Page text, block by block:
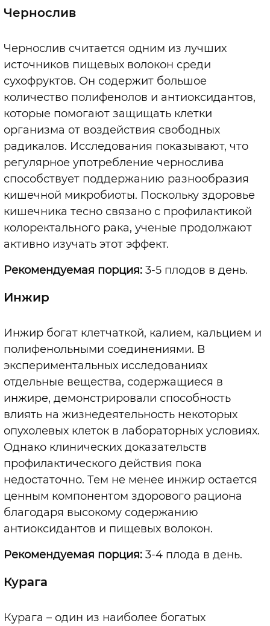
Чернослив
Чернослив считается одним из лучших
источников пищевых волокон среди
сухофруктов. Он содержит большое
количество полифенолов и антиоксидантов,
которые помогают защищать клетки
организма от воздействия свободных
радикалов. Исследования показывают, что
регулярное употребление чернослива
способствует поддержанию разнообразия
кишечной микробиоты. Поскольку здоровье
кишечника тесно связано с профилактикой
колоректального рака, ученые продолжают
активно изучать этот эффект.
Рекомендуемая порция: 3-5 плодов в день.
Инжир
Инжир богат клетчаткой, калием, кальцием и
полифенольными соединениями. В
экспериментальных исследованиях
отдельные вещества, содержащиеся в
инжире, демонстрировали способность
влиять на жизнедеятельность некоторых
опухолевых клеток в лабораторных условиях.
Однако клинических доказательств
профилактического действия пока
недостаточно. Тем не менее инжир остается
ценным компонентом здорового рациона
благодаря высокому содержанию
антиоксидантов и пищевых волокон.
Рекомендуемая порция: 3-4 плода в день.
Курага
Курага – один из наиболее богатых